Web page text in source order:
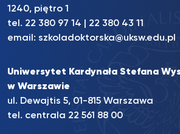
1240, piętro 1
tel. 22 380 97 14
22 380 43 11
email: szkoladoktorska@uksw.edu.pl
Uniwersytet Kardynała Stefana
w Warszawie
ul. Dewajtis 5, 01-815 Warszawa
tel. centrala 22 561 88 00